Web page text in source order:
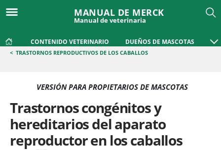
MANUAL DE MERCK
Manual de veterinaria
CONTENIDO VETERINARIO DUEÑOS DE MASCOTAS
< TRASTORNOS REPRODUCTIVOS DE LOS CABALLOS
VERSIÓN PARA PROPIETARIOS DE MASCOTAS
Trastornos congénitos y
hereditarios del aparato
reproductor en los caballos